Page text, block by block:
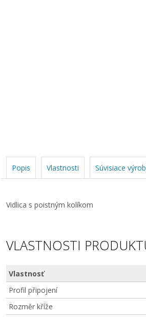
Popis Vlastnosti Súvisiace
Vidlica s poistným kolíkom
VLASTNOSTI
Vlastnosť
Profil připojení
Rozměr kříže